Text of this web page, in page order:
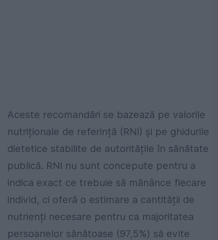
Aceste recomandări se bazează pe valorile
nutriționale de referință (RNI) și pe ghidurile
dietetice stabilite de autoritățile în sănătate
publică. RNI nu sunt concepute pentru a
indica exact ce trebuie să mănânce fiecare
individ, ci oferă o estimare a cantității de
nutrienți necesare pentru ca majoritatea
persoanelor sănătoase (97,5%) să evite